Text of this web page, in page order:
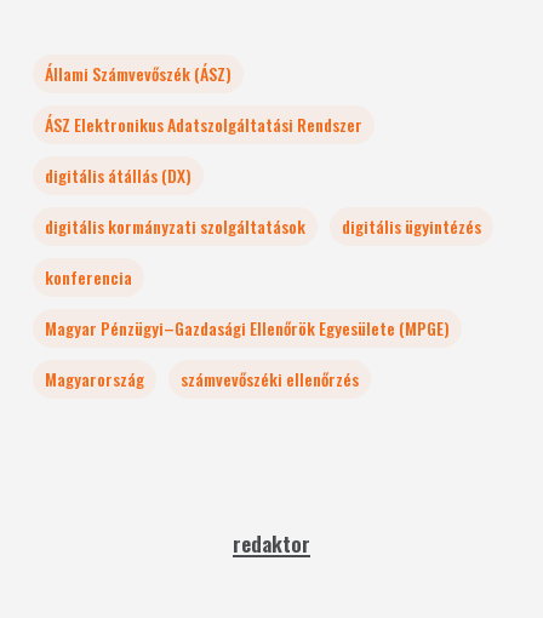
Állami Számvevőszék (ÁSZ)
ÁSZ Elektronikus Adatszolgáltatási Rendszer
digitális átállás (DX)
digitális kormányzati szolgáltatások
digitális ügyintézés
konferencia
Magyar Pénzügyi–Gazdasági Ellenőrök Egyesülete (MPGE)
Magyarország
számvevőszéki ellenőrzés
redaktor